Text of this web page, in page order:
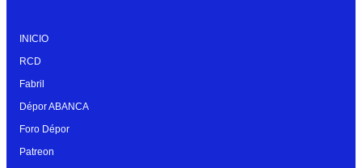
INICIO
RCD
Fabril
Dépor ABANCA
Foro Dépor
Patreon